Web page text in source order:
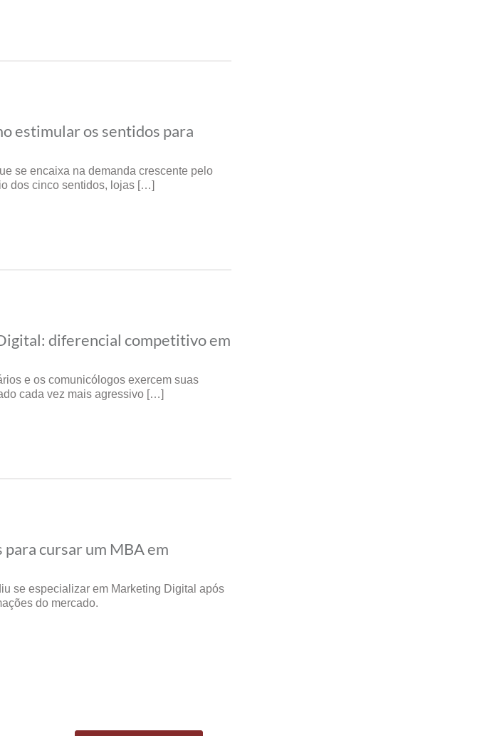
estimular os sentidos para
se encaixa na demanda crescente pelo
dos cinco sentidos, lojas […]
diferencial competitivo em
e os comunicólogos exercem suas
cada vez mais agressivo […]
para cursar um MBA em
se especializar em Marketing Digital após
do mercado.